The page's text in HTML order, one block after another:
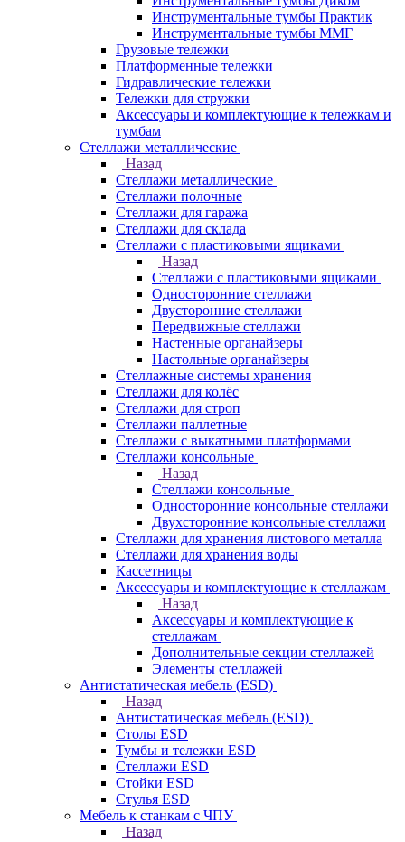
Инструментальные тумбы Практик
Инструментальные тумбы ММГ
Грузовые тележки
Платформенные тележки
Гидравлические тележки
Тележки для стружки
Аксесcуары и комплектующие к тележкам и
тумбам
Стеллажи металлические
Назад
Стеллажи металлические
Стеллажи полочные
Стеллажи для гаража
Стеллажи для склада
Стеллажи с пластиковыми ящиками
Назад
Стеллажи с пластиковыми ящиками
Односторонние стеллажи
Двусторонние стеллажи
Передвижные стеллажи
Настенные органайзеры
Настольные органайзеры
Стеллажные системы хранения
Стеллажи для колёс
Стеллажи для строп
Стеллажи паллетные
Стеллажи с выкатными платформами
Стеллажи консольные
Назад
Стеллажи консольные
Односторонние консольные стеллажи
Двухсторонние консольные стеллажи
Стеллажи для хранения листового металла
Стеллажи для хранения воды
Кассетницы
Аксесcуары и комплектующие к стеллажам
Назад
Аксесcуары и комплектующие к
стеллажам
Дополнительные секции стеллажей
Элементы стеллажей
Антистатическая мебель (ESD)
Назад
Антистатическая мебель (ESD)
Столы ESD
Тумбы и тележки ESD
Стеллажи ESD
Стойки ESD
Стулья ESD
Мебель к станкам с ЧПУ
Назад